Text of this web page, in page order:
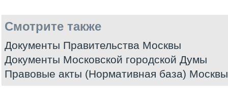
Смотрите также
Документы Правительства Москвы
Документы Московской городской Думы
Правовые акты (Нормативная база) Москвы